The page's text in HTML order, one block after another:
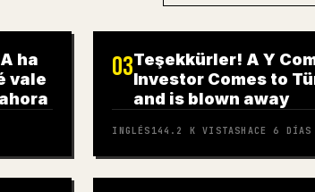
ha
vale
03Teşekkürler! A Y
Investor Comes to
and is blown away
INGLÉS 144.2 K VISTASHACE 6 DÍAS